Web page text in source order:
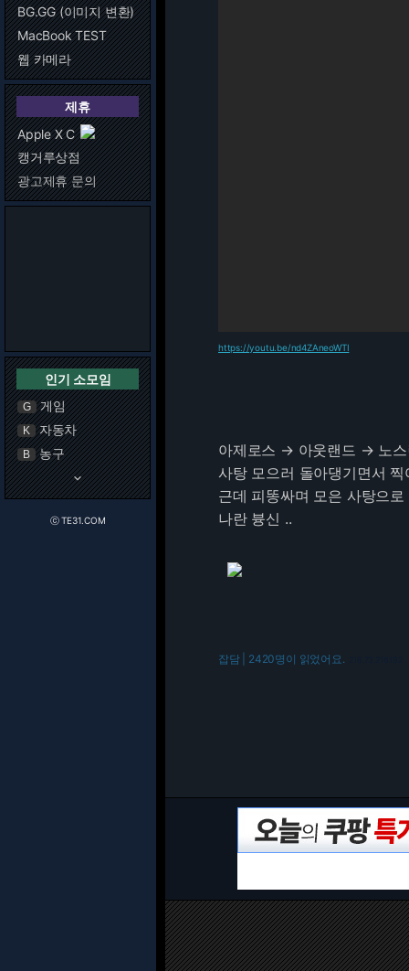
BG.GG (이미지 변환)
MacBook TEST
웹 카메라
제휴
Apple X C
캥거루상점
광고제휴 문의
인기 소모임
G 게임
K 자동차
B 농구
keyboard_arrow_down
ⓒ TE31.COM
https://youtu.be/nd4ZAneoWTI
아제로스 → 아웃랜드 → 노
사탕 모으러 돌아댕기면서
근데 피똥싸며 모은 사탕으
나란 븅신 ..
잡담 | 2420명이 읽었어요.